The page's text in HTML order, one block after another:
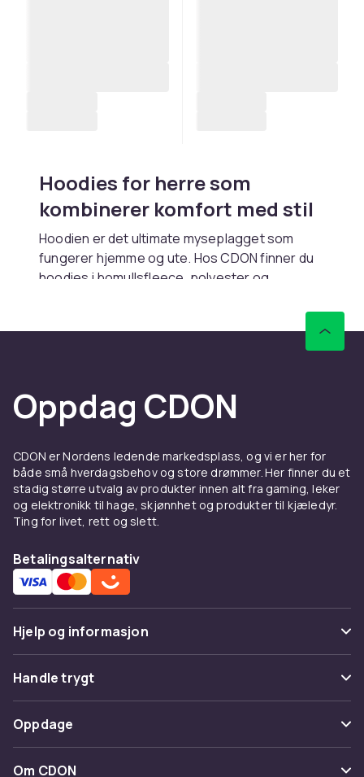
Hoodies for herre som
kombinerer komfort med stil
Hoodien er det ultimate myseplagget som
fungerer hjemme og ute. Hos CDON finner du
hoodies i bomullsfleece, polyester og
Pulloverhoodien gir et renere look. Hoodie med
gjennomgående glidelås er enklere å ta av og
begge verdener.
Materiale og passform
Bomullsfleece med børstet innside gir
maksimal mykhet og varme. Lett french terry er
svalere. Slim fit gir moderne passform,
oversized gir streetwear-følelse.
Å bære hoodie
Under enjeansjakkeellerparkasom lag-på-
lag. Medjeans
Kjøp hoodies på CDON
Oppdag CDON
CDON er Nordens ledende markedsplass, og vi er her for
både små hverdagsbehov og store drømmer. Her finner du et
stadig større utvalg av produkter innen alt fra gaming, leker
og elektronikk til hage, skjønnhet og produkter til kjæledyr.
Ting for livet, rett og slett.
Betalingsalternativ
Hjelp og informasjon
Vanlige spørsmål
Spor pakke
Angre & returner her
Kontakt oss
Handle trygt
Betaling
Levering
Oppdage
Kategorier
Om CDON